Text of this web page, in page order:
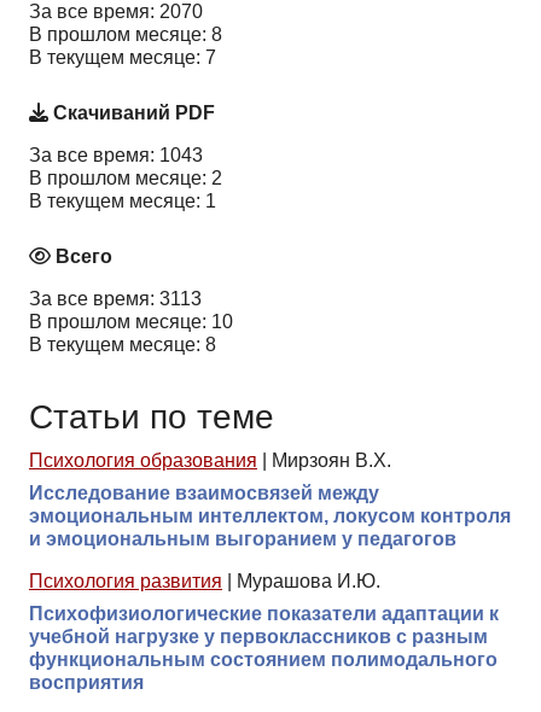
За все время: 2070
В прошлом месяце: 8
В текущем месяце: 7
Скачиваний PDF
За все время: 1043
В прошлом месяце: 2
В текущем месяце: 1
Всего
За все время: 3113
В прошлом месяце: 10
В текущем месяце: 8
Статьи по теме
Психология образования
Мирзоян В.Х.
Исследование взаимосвязей между
эмоциональным интеллектом, локусом контроля
и эмоциональным выгоранием у педагогов
Психология развития
Мурашова И.Ю.
Психофизиологические показатели адаптации к
учебной нагрузке у первоклассников с разным
функциональным состоянием полимодального
восприятия